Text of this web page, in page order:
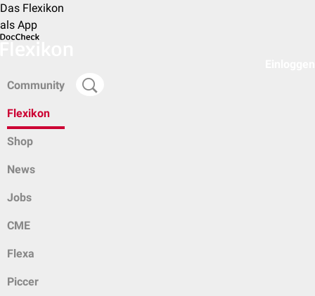
Das Flexikon
als App
Community
Flexikon
Shop
News
Jobs
CME
Flexa
Piccer